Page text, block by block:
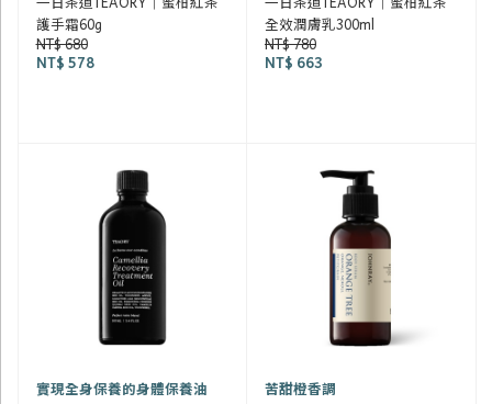
護手霜60g
NT$ 680
NT$ 578
全效潤膚乳300ml
NT$ 780
NT$ 663
實現全身保養的身體保養油
苦甜橙香調